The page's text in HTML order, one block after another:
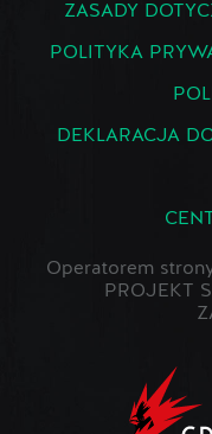
ZASADY
POLITYKA
DEKLARACJA
Operatorem
PROJEKT